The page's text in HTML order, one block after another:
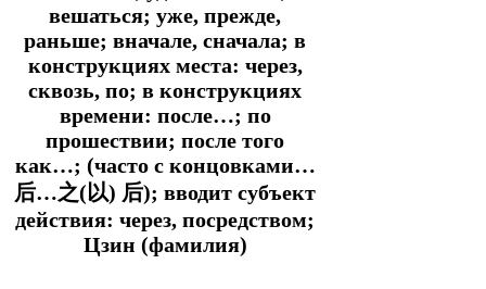
вешаться; уже, прежде,
раньше; вначале, сначала; в
конструкциях места: через,
сквозь, по; в конструкциях
времени: после…; по
прошествии; после того
как…; (часто с концовками…
后…之( 以) 后); вводит субъект
действия: через, посредством;
Цзин (фамилия)